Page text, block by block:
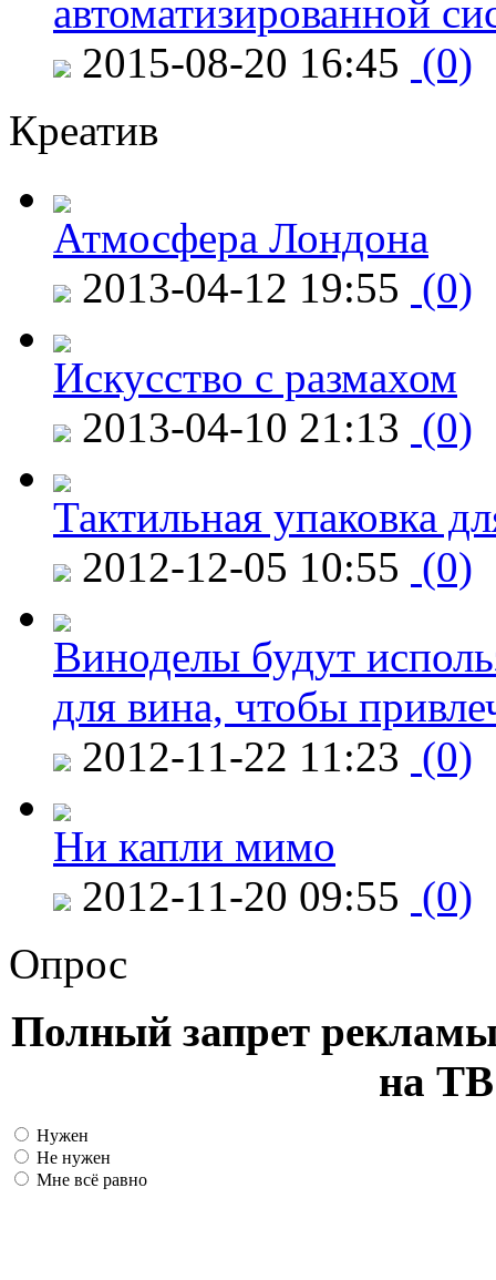
автоматизированной
2015-08-20 16:45 (0)
Креатив
Атмосфера Лондона
2013-04-12 19:55 (0)
Искусство с размахом
2013-04-10 21:13 (0)
Тактильная упаковка
2012-12-05 10:55 (0)
Виноделы будут
для вина, чтобы
2012-11-22 11:23 (0)
Ни капли мимо
2012-11-20 09:55 (0)
Опрос
Полный запрет
на ТВ
Нужен
Не нужен
Мне всё равно